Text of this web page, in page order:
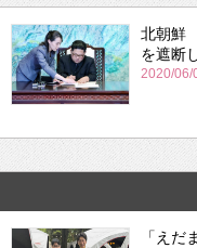
北朝鮮
を遮断
2020/06/
「えだ